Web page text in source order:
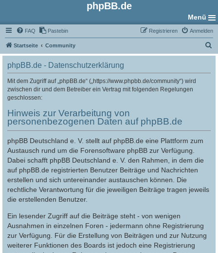
phpBB.de
Menü
FAQ Pastebin Anmelden
Registrieren
Startseite Community
u
phpBB.de - Datenschutzerklärung
Mit dem Zugriff auf „phpBB.de“ („https://www.phpbb.de/community“) wird
zwischen dir und dem Betreiber ein Vertrag mit folgenden Regelungen
geschlossen:
Hinweis zur Verarbeitung von
personenbezogenen Daten auf phpBB.de
phpBB Deutschland e. V. stellt auf phpBB.de eine Plattform zum
Austausch rund um die Forensoftware phpBB zur Verfügung.
Dabei schafft phpBB Deutschland e. V. den Rahmen, in dem die
auf phpBB.de registrierten Benutzer Beiträge und Nachrichten
erstellen und sich untereinander austauschen können. Die
rechtliche Verantwortung für die jeweiligen Beiträge tragen jeweils
die erstellenden Benutzer.
Ein lesender Zugriff auf die Beiträge steht - von wenigen
Ausnahmen in einzelnen Foren - jedermann ohne Registrierung
zur Verfügung. Für die Erstellung von Beiträgen und zur Nutzung
weiterer Funktionen des Boards ist jedoch eine Registrierung